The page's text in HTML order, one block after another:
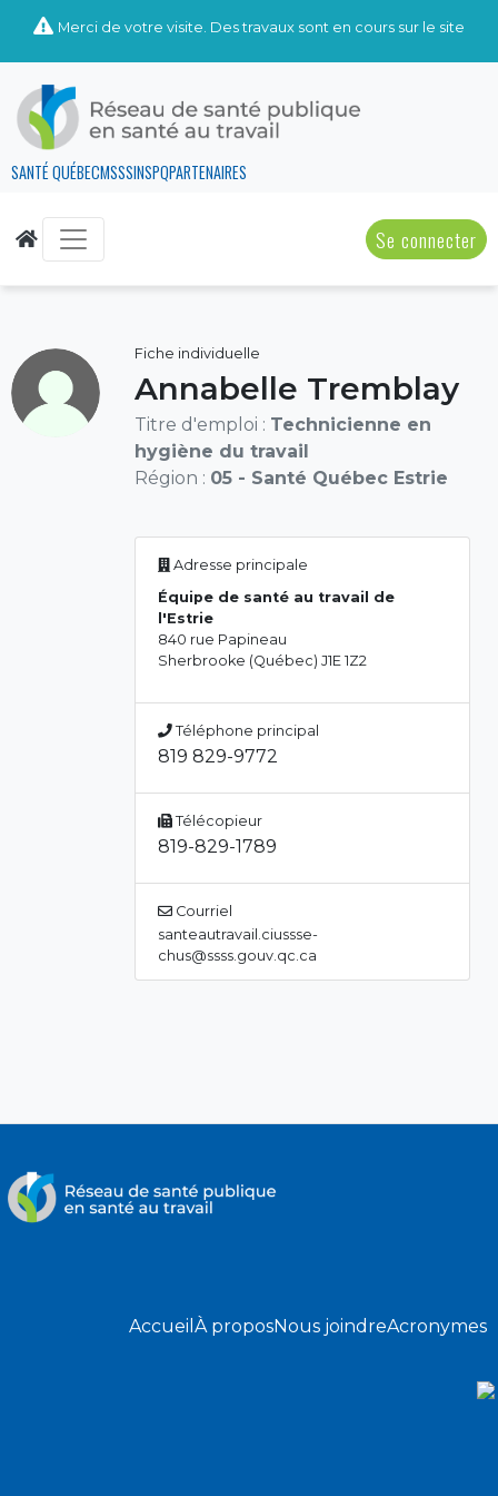
Merci de votre visite. Des travaux sont en cours sur le site
SANTÉ QUÉBECMSSSINSPQPARTENAIRES
Se connecter
Fiche individuelle
Annabelle Tremblay
Titre d'emploi : Technicienne en
hygiène du travail
Région : 05 - Santé Québec Estrie
Adresse principale
Équipe de santé au travail de
l'Estrie
840 rue Papineau
Sherbrooke (Québec) J1E 1Z2
Téléphone principal
819 829-9772
Télécopieur
819-829-1789
Courriel
santeautravail.ciussse-
chus@ssss.gouv.qc.ca
Accueil À proposNous joindreAcronymes